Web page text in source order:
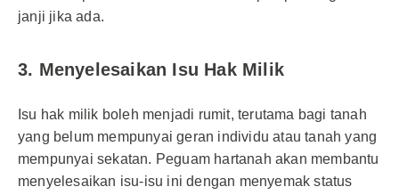
janji jika ada.
3. Menyelesaikan Isu Hak Milik
Isu hak milik boleh menjadi rumit, terutama bagi tanah
yang belum mempunyai geran individu atau tanah yang
mempunyai sekatan. Peguam hartanah akan membantu
menyelesaikan isu-isu ini dengan menyemak status